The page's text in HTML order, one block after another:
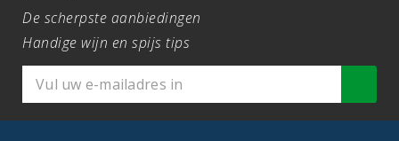
De scherpste aanbiedingen
Handige wijn en spijs tips